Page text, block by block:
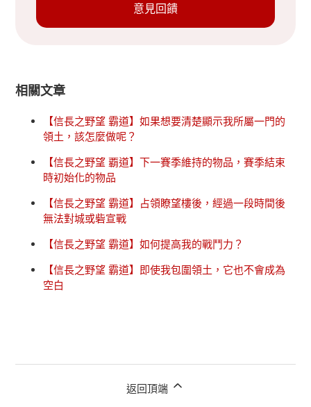
意見回饋
相關文章
【信長之野望 霸道】如果想要清楚顯示我所屬一門的
領土，該怎麼做呢？
【信長之野望 覇道】下一賽季維持的物品，賽季結束
時初始化的物品
【信長之野望 霸道】占領瞭望樓後，經過一段時間後
無法對城或砦宣戰
【信長之野望 霸道】如何提高我的戰鬥力？
【信長之野望 霸道】即使我包圍領土，它也不會成為
空白
返回頂端